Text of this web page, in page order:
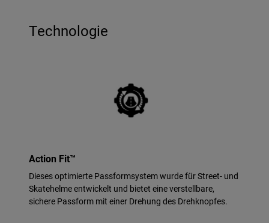
Technologie
Action Fit™
Dieses optimierte Passformsystem wurde für Street- und
Skatehelme entwickelt und bietet eine verstellbare,
sichere Passform mit einer Drehung des Drehknopfes.